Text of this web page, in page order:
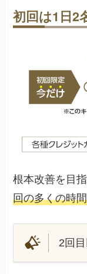
初回は1日2
根本改善を目
回の多くの時
2回